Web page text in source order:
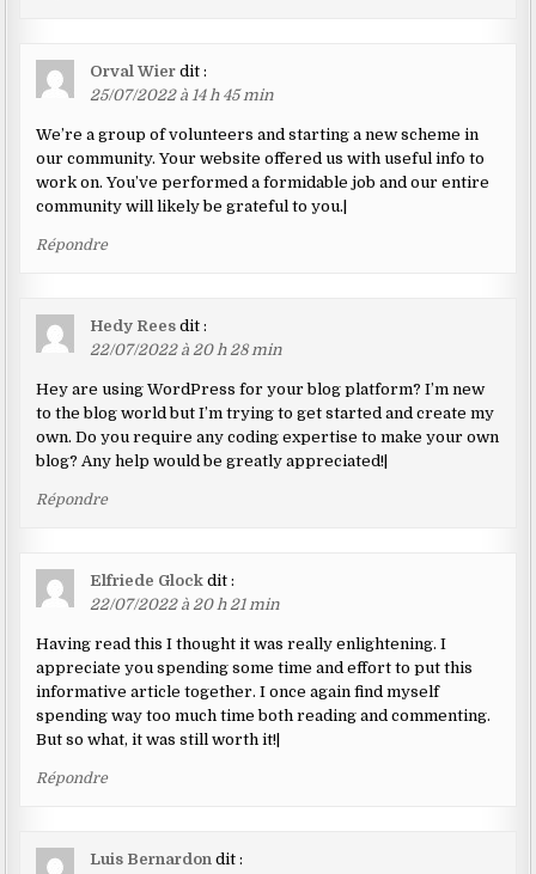
Orval Wier dit :
25/07/2022 à 14 h 45 min
We’re a group of volunteers and starting a new scheme in
our community. Your website offered us with useful info to
work on. You’ve performed a formidable job and our entire
community will likely be grateful to you.|
Répondre
Hedy Rees dit :
22/07/2022 à 20 h 28 min
Hey are using WordPress for your blog platform? I’m new
to the blog world but I’m trying to get started and create my
own. Do you require any coding expertise to make your own
blog? Any help would be greatly appreciated!|
Répondre
Elfriede Glock dit :
22/07/2022 à 20 h 21 min
Having read this I thought it was really enlightening. I
appreciate you spending some time and effort to put this
informative article together. I once again find myself
spending way too much time both reading and commenting.
But so what, it was still worth it!|
Répondre
Luis Bernardon dit :